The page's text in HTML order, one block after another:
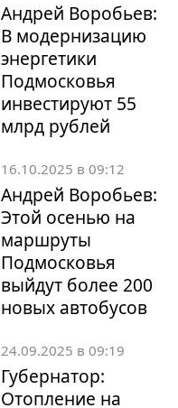
Андрей Воробьев:
В модернизацию
энергетики
Подмосковья
инвестируют 55
млрд рублей
16.10.2025 в 09:12
Андрей Воробьев:
Этой осенью на
маршруты
Подмосковья
выйдут более 200
новых автобусов
24.09.2025 в 09:19
Губернатор:
Отопление на